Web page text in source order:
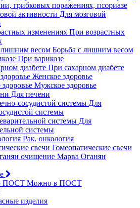
грибковых поражениях, псориазе
Для мозговой
При возрастных
Борьба с лишним весом
При варикозе
При сахарном диабете
Женское здоровье
Мужское здоровье
Для печени
Для
системы
Для
системы
Рак, онкология
Гомеопатические свечи
Марва Оганян
Можно в ПОСТ
изделия